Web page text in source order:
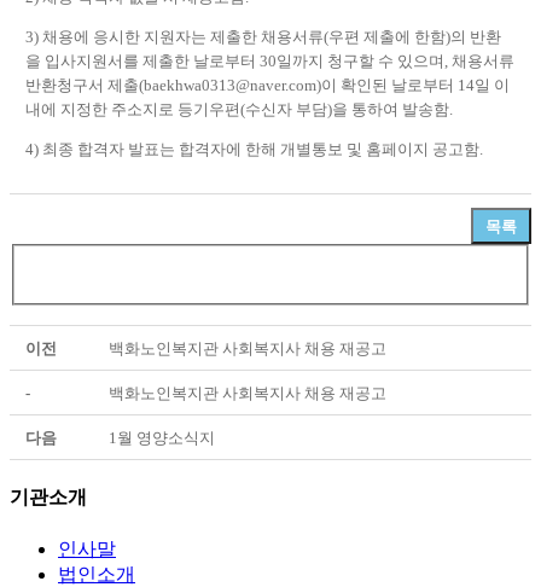
3) 채용에 응시한 지원자는 제출한 채용서류(우편 제출에 한함)의 반환
을 입사지원서를 제출한 날로부터 30일까지 청구할 수 있으며 채용서류
반환청구서 제출(baekhwa0313@naver.com)이 확인된 날로부터 14일 이
내에 지정한 주소지로 등기우편(수신자 부담)을 통하여 발송함
4) 최종 합격자 발표는 합격자에 한해 개별통보 및 홈페이지 공고함
목록
이전 백화노인복지관 사회복지사 채용 재공고
- 백화노인복지관 사회복지사 채용 재공고
다음 1월 영양소식지
기관소개
인사말
법인소개